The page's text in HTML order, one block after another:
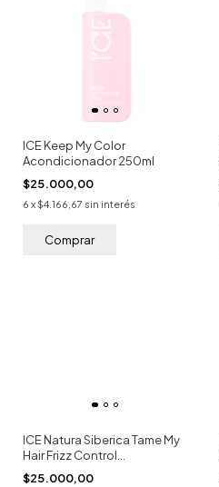
ICE Keep My Color
Acondicionador 250ml
$25.000,00
6 x $4.166,67 sin interés
ICE Natura Siberica Tame My
Hair Frizz Control
Acondicionador 250ml
$25.000,00